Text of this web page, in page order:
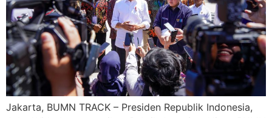
Jakarta, BUMN TRACK – Presiden Republik Indonesia,